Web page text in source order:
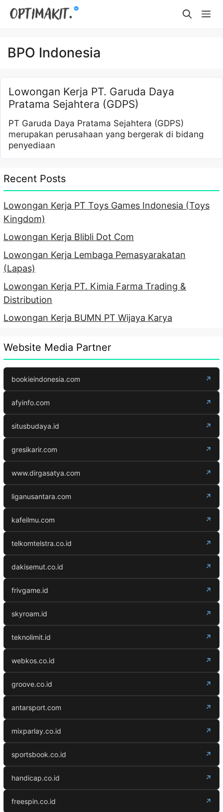
Skip
BPO Indonesia
Lowongan Kerja PT. Garuda Daya
Pratama Sejahtera (GDPS)
PT Garuda Daya Pratama Sejahtera (GDPS)
merupakan perusahaan yang bergerak di bidang
penyediaan
Recent Posts
Lowongan Kerja PT Toys Games Indonesia (Toys
Kingdom)
Lowongan Kerja Blibli Dot Com
Lowongan Kerja Lembaga Pemasyarakatan
(Lapas)
Lowongan Kerja PT. Kimia Farma Trading &
Distribution
Lowongan Kerja BUMN PT Wijaya Karya
Website Media Partner
bookieindonesia.com ↗
afyinfo.com ↗
situsbudaya.id ↗
gresikarir.com ↗
www.dirgasatya.com ↗
liganusantara.com ↗
kafeilmu.com ↗
telkomtelstra.co.id ↗
dakisemut.co.id ↗
frivgame.id ↗
skyroam.id ↗
teknolimit.id ↗
webkos.co.id ↗
groove.co.id ↗
antarsport.com ↗
mixparlay.co.id ↗
sportsbook.co.id ↗
handicap.co.id ↗
freespin.co.id ↗